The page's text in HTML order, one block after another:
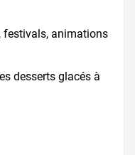
festivals, animations
desserts glacés à